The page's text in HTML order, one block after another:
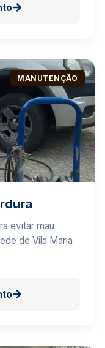
MANUTENÇÃO
evitar mau
de Vila Maria